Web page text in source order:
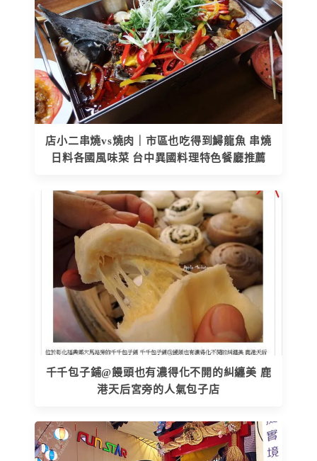
店小二串燒vs燒肉｜市區也吃得到鱘龍魚 串燒
日料各國風味菜 台中異國料理特色餐廳推薦
千千包子鋪@饅頭也有濃得化不開的糾纏美 鹿
港天后宮旁的人氣包子店